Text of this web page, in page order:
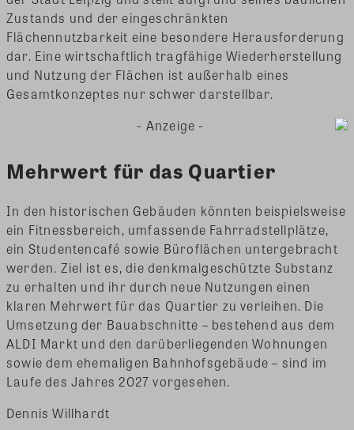
Zustands und der eingeschränkten
Flächennutzbarkeit eine besondere Herausforderung
dar. Eine wirtschaftlich tragfähige Wiederherstellung
und Nutzung der Flächen ist außerhalb eines
Gesamtkonzeptes nur schwer darstellbar.
- Anzeige -
Mehrwert für das Quartier
In den historischen Gebäuden könnten beispielsweise
ein Fitnessbereich, umfassende Fahrradstellplätze,
ein Studentencafé sowie Büroflächen untergebracht
werden. Ziel ist es, die denkmalgeschützte Substanz
zu erhalten und ihr durch neue Nutzungen einen
klaren Mehrwert für das Quartier zu verleihen. Die
Umsetzung der Bauabschnitte – bestehend aus dem
ALDI Markt und den darüberliegenden Wohnungen
sowie dem ehemaligen Bahnhofsgebäude – sind im
Laufe des Jahres 2027 vorgesehen.
Dennis Willhardt